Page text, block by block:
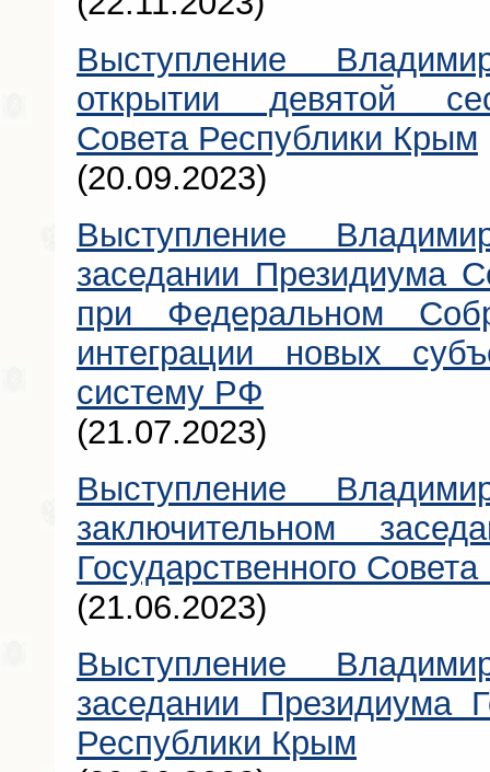
Выступление
открытии девятой
Совета Республики Крым
(20.09.2023)
Выступление
заседании Президиума
при Федеральном
интеграции новых
систему РФ
(21.07.2023)
Выступление
заключительном
Государственного
(21.06.2023)
Выступление
заседании Президиума
Республики Крым